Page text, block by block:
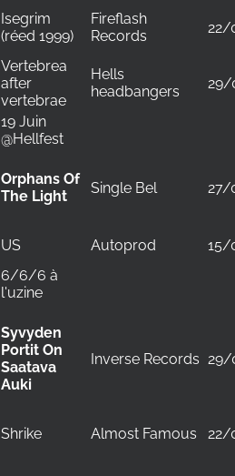
Isegrim
(réed 1999)
Fireflash
Records
22/
Vertebrea
after
vertebrae
Hells
headbangers
29/
19 Juin
@Hellfest
Orphans Of
The Light
Single Bel 27/
US Autoprod
15/
6/6/6 à
l'uzine
Syvyden
Portit On
Saatava
Auki
Inverse Records 29/
Shrike Almost Famous 22/